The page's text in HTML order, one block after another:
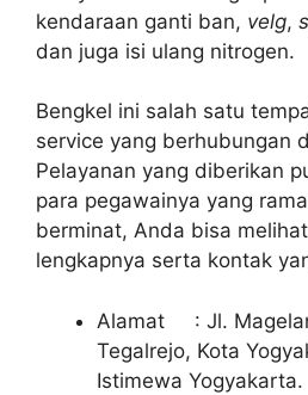
kendaraan ganti ban, velg,
dan juga isi ulang nitrogen.
Bengkel ini salah satu
service yang berhubungan
Pelayanan yang diberikan
para pegawainya yang
berminat, Anda bisa
lengkapnya serta kontak
Alamat : Jl.
Tegalrejo, Kota
Istimewa Yogyakarta.